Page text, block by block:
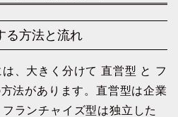
る方法と流れ
、大きく分けて 直営型 と フ
法があります。直営型は企業
ランチャイズ型は独立した